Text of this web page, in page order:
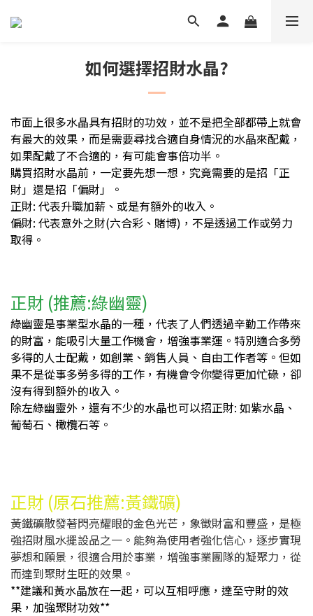
如何選擇招財水晶?
市面上很多水晶具有招財的功效，並不是把全部都帶上就會
有最大的效果，而是需要尋找合適自身情況的水晶來配戴，
如果配戴了不合適的，有可能會事倍功半。
購買招財水晶前，一定要先想一想，究竟需要的是招「正
財」還是招 「偏財」。
正財: 代表升職加薪、或是有額外的收入。
偏財: 代表意外之財(六合彩、賭博)，不是透過工作或勞力
取得。
正財 (推薦:綠幽靈)
綠幽靈是事業型水晶的一種，代表了人們透過辛勤工作帶來
的財富，能吸引大量工作機會，增強事業運。特別適合多勞
多得的人士配戴，如創業、銷售人員、自由工作者等 。但如
果不是從事多勞多得的工作，有機會令你變得更加忙碌，卻
沒有得到額外的收入。
除左綠幽靈外，還有不少的水晶也可以招正財: 如紫水晶、
葡萄石、橄欖石等。
正財 (原石推薦:黃鐵礦)
黃鐵礦散發著閃亮耀眼的金色光芒，象徵財富和豐盛，是極
強招財風水擺設品之一。能夠為使用者強化信心，逐步實現
夢想和願景，很適合用於事業，增強事業團隊的凝聚力，從
而達到聚財生旺的效果。
**建議和黃水晶放在一起，可以互相呼應，達至守財的效
果，加強聚財功效**